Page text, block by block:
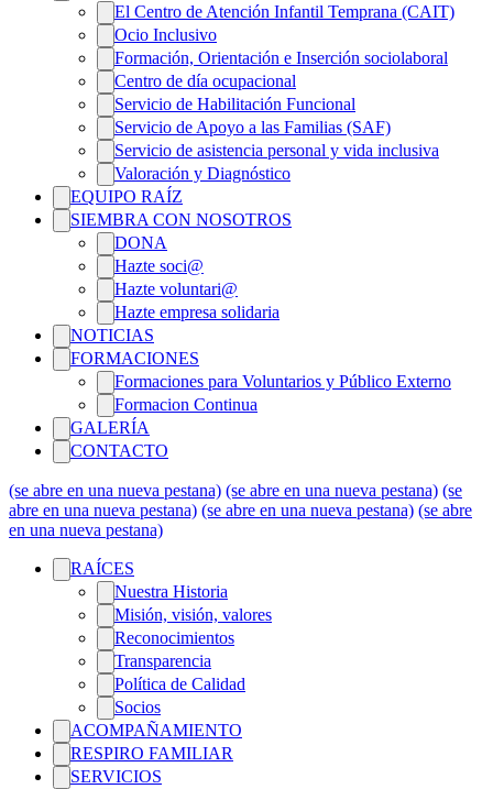
El Centro de Atención Infantil Temprana (CAIT)
Ocio Inclusivo
Formación, Orientación e Inserción sociolaboral
Centro de día ocupacional
Servicio de Habilitación Funcional
Servicio de Apoyo a las Familias (SAF)
Servicio de asistencia personal y vida inclusiva
Valoración y Diagnóstico
EQUIPO RAÍZ
SIEMBRA CON NOSOTROS
DONA
Hazte soci@
Hazte voluntari@
Hazte empresa solidaria
NOTICIAS
FORMACIONES
Formaciones para Voluntarios y Público Externo
Formacion Continua
GALERÍA
CONTACTO
(se abre en una nueva pestana) (se abre en una nueva pestana) (se
abre en una nueva pestana) (se abre en una nueva pestana) (se abre
en una nueva pestana)
RAÍCES
Nuestra Historia
Misión, visión, valores
Reconocimientos
Transparencia
Política de Calidad
Socios
ACOMPAÑAMIENTO
RESPIRO FAMILIAR
SERVICIOS